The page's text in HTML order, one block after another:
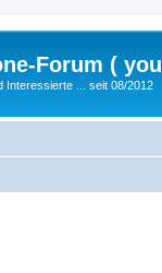
Forum (
Interessierte ... seit 08/2012